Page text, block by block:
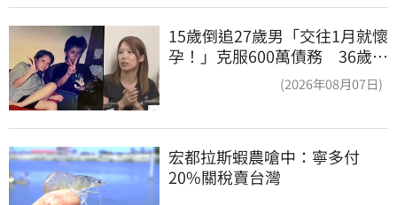
15歲倒追27歲男「交往1月就懷
孕！」克服600萬債務 36歲美
(2026年08月07日)
宏都拉斯蝦農嗆中：寧多付
20%關稅賣台灣